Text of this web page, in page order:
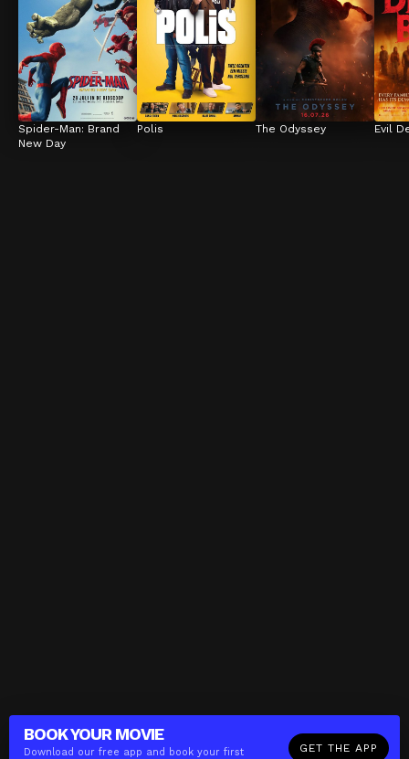
BOOK YOUR MOVIE
Download our free app and book your first
GET THE APP
Spider-Man: Brand
New Day
Polis The Odyssey Evil